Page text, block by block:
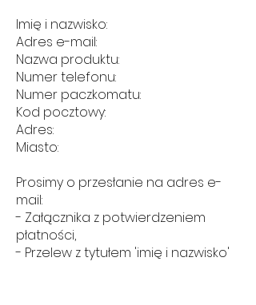
Imię i nazwisko:
Adres e-mail:
Nazwa produktu:
Numer telefonu:
Numer paczkomatu:
Kod pocztowy:
Adres:
Miasto:
Prosimy o przesłanie na adres e-
mail:
- Załącznika z potwierdzeniem
płatności,
- Przelew z tytułem 'imię i nazwisko'